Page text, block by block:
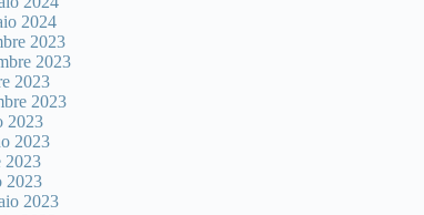
2024
2023
2023
2023
2023
2023
2023
2023
2023
2023